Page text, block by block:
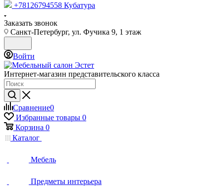
+78126794558 Кубатура
Заказать звонок
Санкт-Петербург, ул. Фучика 9, 1 этаж
Войти
Интернет-магазин представительского класса
Сравнение0
Избранные товары 0
Корзина 0
Каталог
Мебель
Предметы интерьера